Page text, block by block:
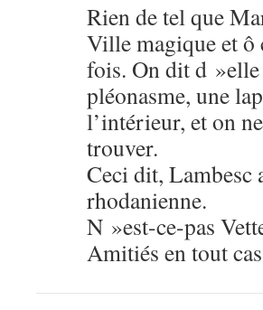
Rien de tel que
Ville magique et ô
fois. On dit d »elle
pléonasme, une
l’intérieur, et on
trouver.
Ceci dit, Lambesc
rhodanienne.
N »est-ce-pas
Amitiés en tout